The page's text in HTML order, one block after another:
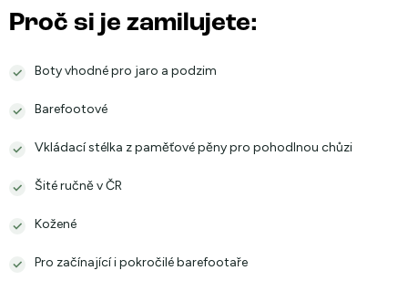
Proč si je zamilujete:
Boty vhodné pro jaro a podzim
Barefootové
Vkládací stélka z paměťové pěny pro pohodlnou chůzi
Šité ručně v ČR
Kožené
Pro začínající i pokročilé barefootaře